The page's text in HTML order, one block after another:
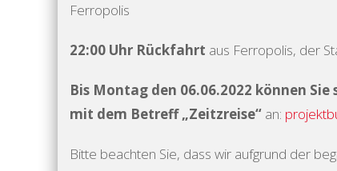
Ferropolis
22:00 Uhr Rückfahrt aus Ferropolis, der
Bis Montag den 06.06.2022 können
mit dem Betreff „Zeitzreise“ an:
Bitte beachten Sie, dass wir aufgrund der